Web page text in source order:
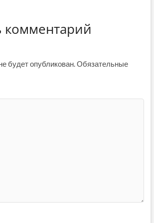
комментарий
будет опубликован.Обязательные